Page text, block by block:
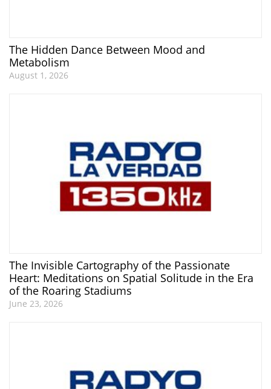
The Hidden Dance Between Mood and
Metabolism
August 1, 2026
The Invisible Cartography of the Passionate
Heart: Meditations on Spatial Solitude in the Era
of the Roaring Stadiums
June 23, 2026